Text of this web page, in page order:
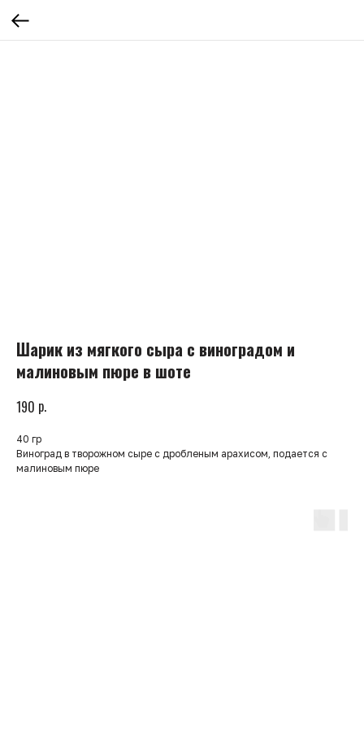
Шарик из мягкого сыра с виноградом и
малиновым пюре в шоте
190 р.
40 гр
Виноград в творожном сыре с дробленым арахисом, подается с
малиновым пюре